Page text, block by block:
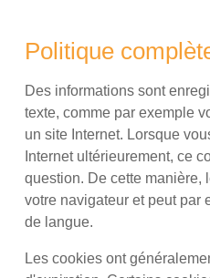
Politique
Des informations sont
texte, comme par exemple
un site Internet. Lorsque
Internet ultérieurement, ce
question. De cette manière,
votre navigateur et peut par
de langue.
Les cookies ont